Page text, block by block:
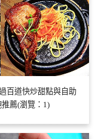
百道快炒甜點與自助
薦(瀏覽：1)